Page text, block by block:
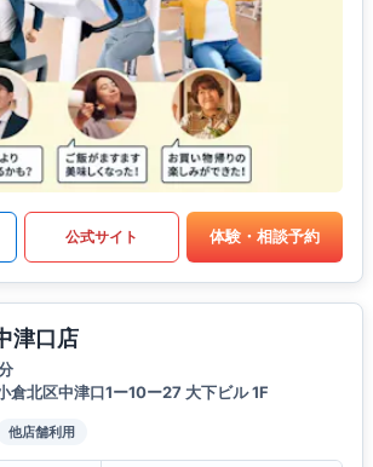
公式サイト 体験・相談予約
津口店
倉北区中津口1ー10ー27 大下ビル 1F
他店舗利用